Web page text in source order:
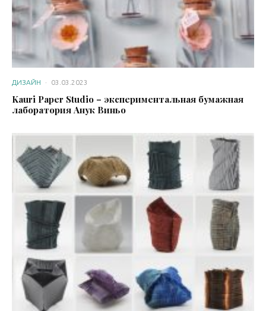
ДИЗАЙН · 03.03.2023
Kauri Paper Studio – экспериментальная бумажная
лаборатория Анук Виньо